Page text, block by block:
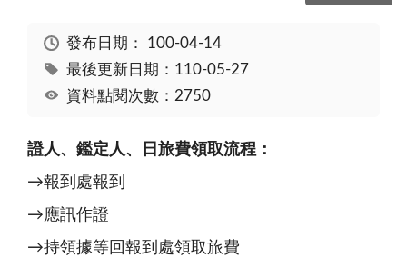
發布日期： 100-04-14
最後更新日期：110-05-27
資料點閱次數：2750
證人、鑑定人、日旅費領取流程：
→報到處報到
→應訊作證
→持領據等回報到處領取旅費